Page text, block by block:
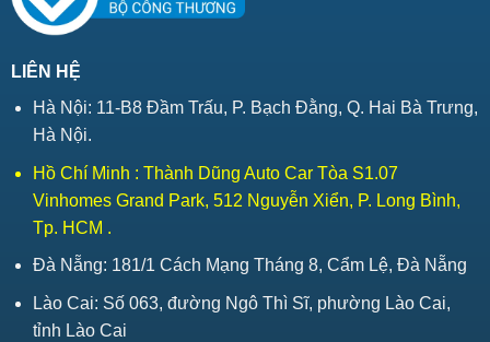
LIÊN HỆ
Hà Nội: 11-B8 Đầm Trấu, P. Bạch Đằng, Q. Hai Bà Trưng,
Hà Nội.
Hồ Chí Minh : Thành Dũng Auto Car Tòa S1.07
Vinhomes Grand Park, 512 Nguyễn Xiển, P. Long Bình,
Tp. HCM .
Đà Nẵng: 181/1 Cách Mạng Tháng 8, Cẩm Lệ, Đà Nẵng
Lào Cai: Số 063, đường Ngô Thì Sĩ, phường Lào Cai,
tỉnh Lào Cai